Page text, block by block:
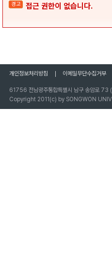
경고 접근 권한이 없습니다.
개인정보처리방침 이메일무단수집거부
61756 전남광주통합특별시 남구 송암로
Copyright 2011(c) by SONGWON